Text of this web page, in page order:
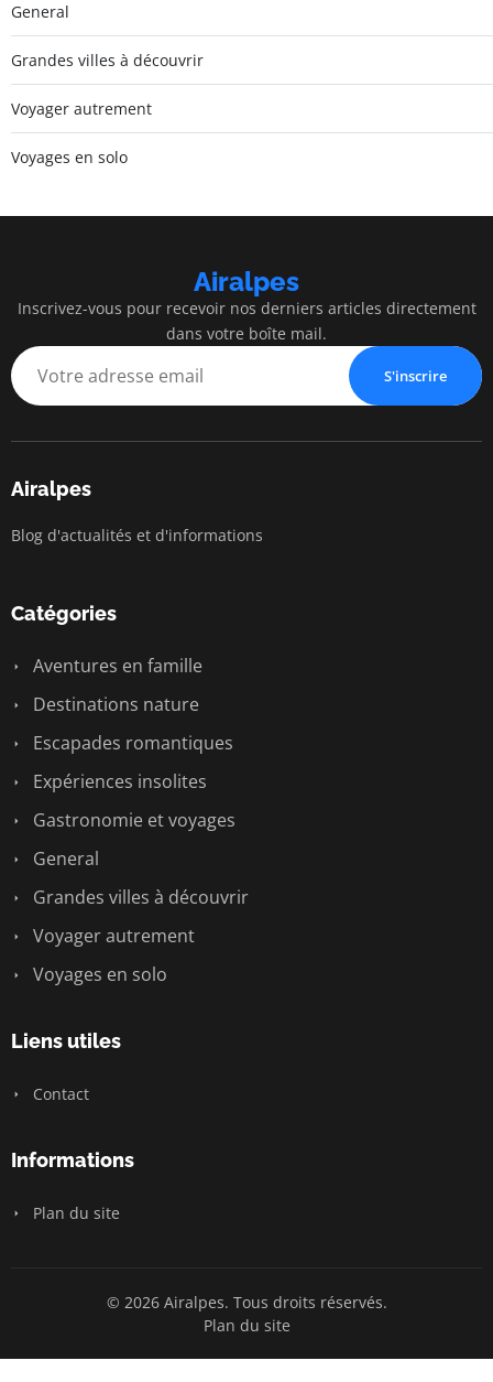
General
Grandes villes à découvrir
Voyager autrement
Voyages en solo
Airalpes
Inscrivez-vous pour recevoir nos derniers articles directement
dans votre boîte mail.
S'inscrire
Airalpes
Blog d'actualités et d'informations
Catégories
Aventures en famille
Destinations nature
Escapades romantiques
Expériences insolites
Gastronomie et voyages
General
Grandes villes à découvrir
Voyager autrement
Voyages en solo
Liens utiles
Contact
Informations
Plan du site
© 2026 Airalpes. Tous droits réservés.
Plan du site